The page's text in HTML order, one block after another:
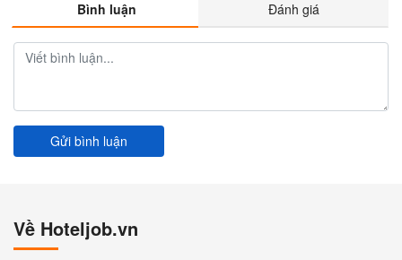
Bình luận Đánh giá
Gửi bình luận
Về Hoteljob.vn